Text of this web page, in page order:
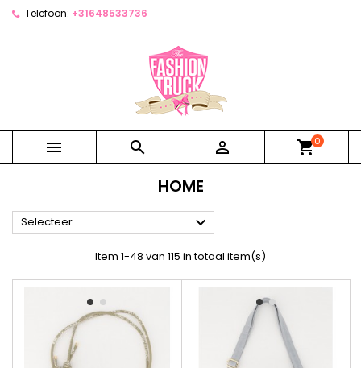
Telefoon: +31648533736
   shopping_cart0
HOME
Selecteer 
Item 1-48 van 115 in totaal item(s)